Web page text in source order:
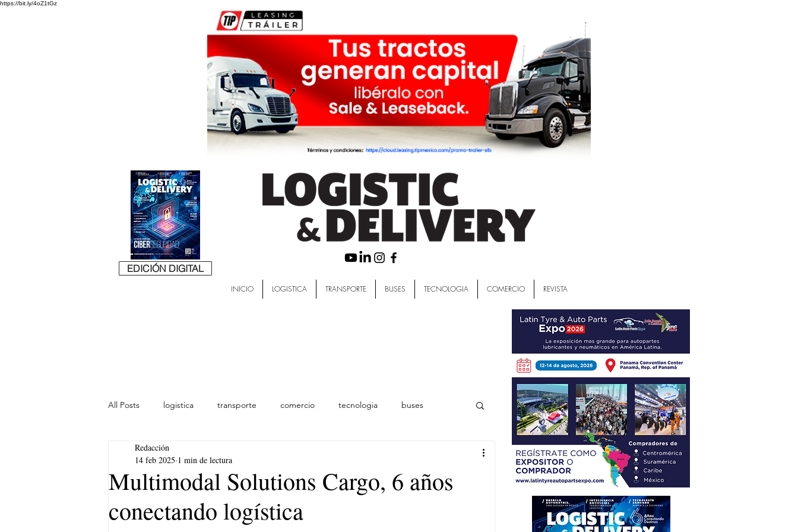
https://bit.ly/4oZ1tGz
EDICIÓN DIGITAL
INICIO LOGISTICA TRANSPORTE BUSES TECNOLOGIA COMERCIO REVISTA
All Posts logistica transporte comercio tecnologia buses
lideres
Multimodal Solutions Cargo, 6 años
conectando logística
Redacción
14 feb 2025 1 min de lectura